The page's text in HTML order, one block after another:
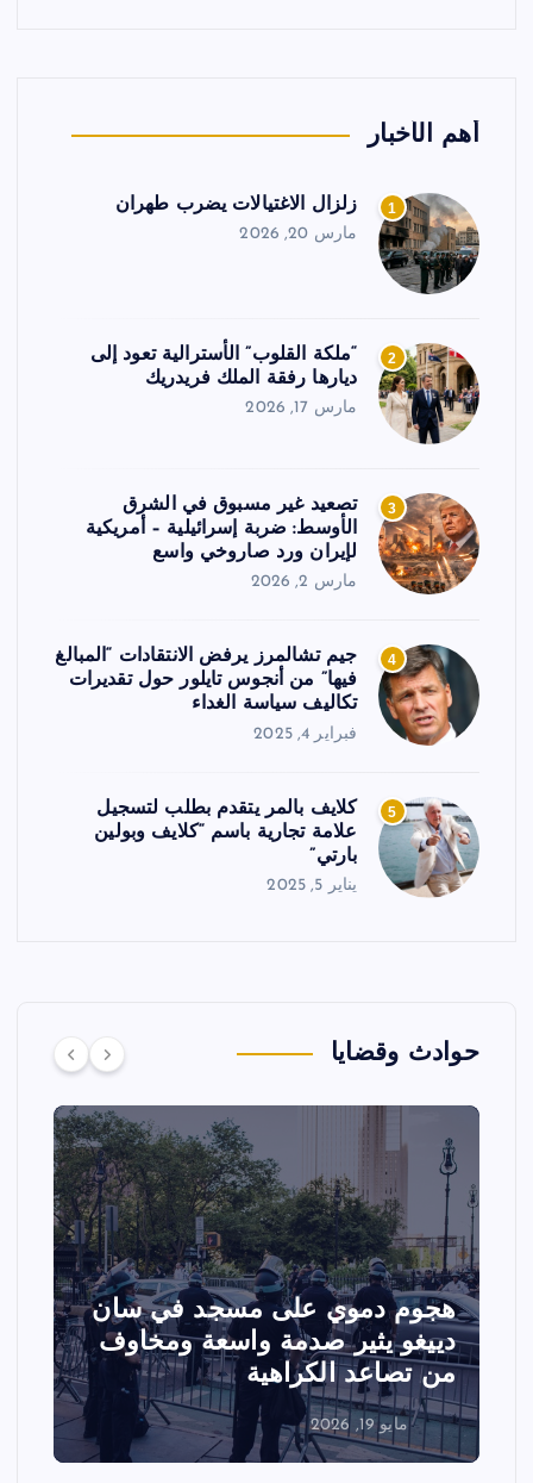
أهم الأخبار
1 زلزال الاغتيالات يضرب طهران
مارس 20, 2026
2
“ملكة القلوب” الأسترالية تعود إلى
ديارها رفقة الملك فريدريك
مارس 17, 2026
3
تصعيد غير مسبوق في الشرق
الأوسط: ضربة إسرائيلية – أمريكية
لإيران ورد صاروخي واسع
مارس 2, 2026
4
جيم تشالمرز يرفض الانتقادات “المبالغ
فيها” من أنجوس تايلور حول تقديرات
تكاليف سياسة الغداء
فبراير 4, 2025
5
كلايف بالمر يتقدم بطلب لتسجيل
علامة تجارية باسم “كلايف وبولين
بارتي”
يناير 5, 2025
حوادث وقضايا
هجوم دموي على مسجد في سان
دييغو يثير صدمة واسعة ومخاوف
من تصاعد الكراهية
مايو 19, 2026